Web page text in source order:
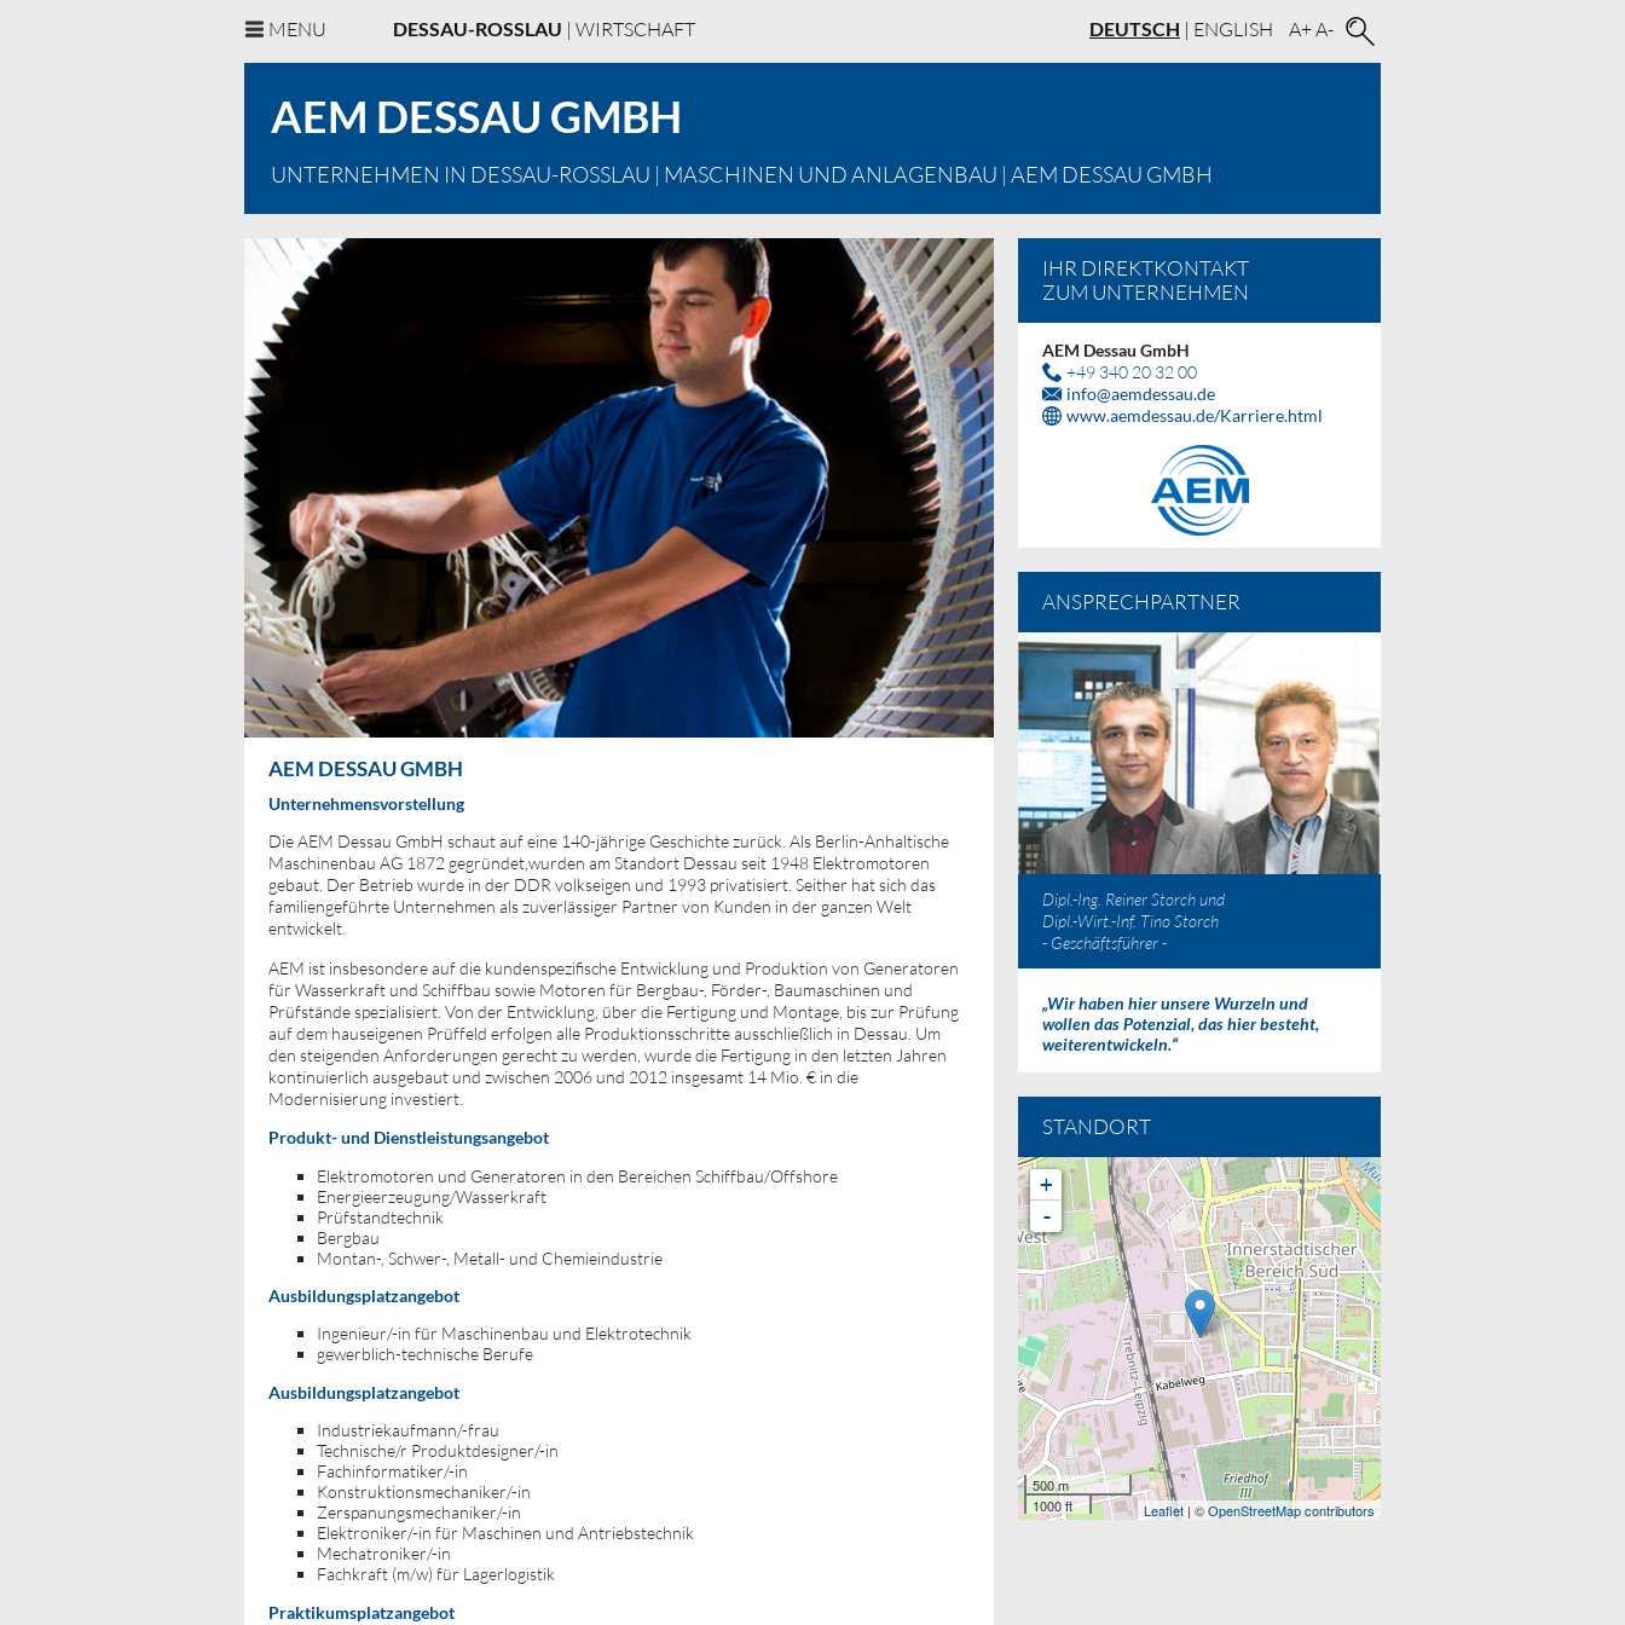
MENU DESSAU-ROSSLAU | WIRTSCHAFT A+A-
DEUTSCH | ENGLISH
AEM DESSAU GMBH
UNTERNEHMEN IN DESSAU-ROSSLAU | MASCHINEN UND ANLAGENBAU | AEM DESSAU GMBH
AEM DESSAU GMBH
Unternehmensvorstellung
Die AEM Dessau GmbH schaut auf eine 140-jährige Geschichte zurück. Als Berlin-Anhaltische
Maschinenbau AG 1872 gegründet,wurden am Standort Dessau seit 1948 Elektromotoren
gebaut. Der Betrieb wurde in der DDR volkseigen und 1993 privatisiert. Seither hat sich das
familiengeführte Unternehmen als zuverlässiger Partner von Kunden in der ganzen Welt
entwickelt.
AEM ist insbesondere auf die kundenspezifische Entwicklung und Produktion von Generatoren
für Wasserkraft und Schiffbau sowie Motoren für Bergbau-, Förder-, Baumaschinen und
Prüfstände spezialisiert. Von der Entwicklung, über die Fertigung und Montage, bis zur Prüfung
auf dem hauseigenen Prüffeld erfolgen alle Produktionsschritte ausschließlich in Dessau. Um
den steigenden Anforderungen gerecht zu werden, wurde die Fertigung in den letzten Jahren
kontinuierlich ausgebaut und zwischen 2006 und 2012 insgesamt 14 Mio. € in die
Modernisierung investiert.
Produkt- und Dienstleistungsangebot
Elektromotoren und Generatoren in den Bereichen Schiffbau/Offshore
Energieerzeugung/Wasserkraft
Prüfstandtechnik
Bergbau
Montan-, Schwer-, Metall- und Chemieindustrie
Ausbildungsplatzangebot
Ingenieur/-in für Maschinenbau und Elektrotechnik
gewerblich-technische Berufe
Ausbildungsplatzangebot
Industriekaufmann/-frau
Technische/r Produktdesigner/-in
Fachinformatiker/-in
Konstruktionsmechaniker/-in
Zerspanungsmechaniker/-in
Elektroniker/-in für Maschinen und Antriebstechnik
Mechatroniker/-in
Fachkraft (m/w) für Lagerlogistik
Praktikumsplatzangebot
IHR DIREKTKONTAKT
ZUM UNTERNEHMEN
AEM Dessau GmbH
+49 340 20 32 00
info@aemdessau.de
www.aemdessau.de/Karriere.html
ANSPRECHPARTNER
Dipl.-Ing. Reiner Storch und
Dipl.-Wirt.-Inf. Tino Storch
- Geschäftsführer -
„Wir haben hier unsere Wurzeln und
wollen das Potenzial, das hier besteht,
weiterentwickeln.“
STANDORT
+
-
500 m
1000 ft
Leaflet | ©OpenStreetMap contributors